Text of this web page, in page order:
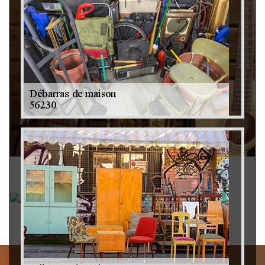
Rachat instrument de musique 79
Achat antiquité 79